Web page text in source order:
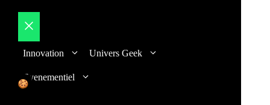
Fermer
Innovation Univers Geek
Evenementiel